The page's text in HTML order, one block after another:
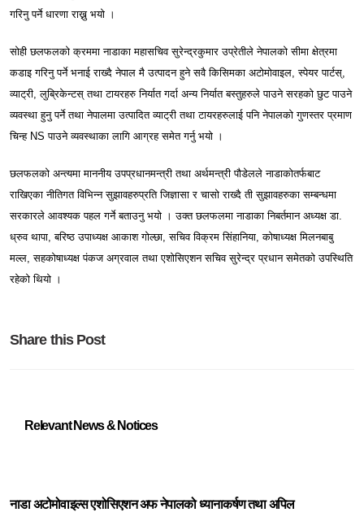
गरिनु पर्ने धारणा राख्नु भयो ।
सोही छलफलको क्रममा नाडाका महासचिव सुरेन्द्रकुमार उप्रेतीले नेपालको सीमा क्षेत्रमा
कडाइ गरिनु पर्ने भनाई राख्दै नेपाल मै उत्पादन हुने सवै किसिमका अटोमोवाइल, स्पेयर पार्टस्,
व्याट्री, लुब्रिकेन्टस् तथा टायरहरु निर्यात गर्दा अन्य निर्यात बस्तुहरुले पाउने सरहको छुट पाउने
व्यवस्था हुनु पर्ने तथा नेपालमा उत्पादित व्याट्री तथा टायरहरुलाई पनि नेपालको गुणस्तर प्रमाण
चिन्ह NS पाउने व्यवस्थाका लागि आग्रह समेत गर्नु भयो ।
छलफलको अन्त्यमा माननीय उपप्रधानमन्त्री तथा अर्थमन्त्री पौडेलले नाडाकोतर्फबाट
राखिएका नीतिगत विभिन्न सुझावहरुप्रति जिज्ञासा र चासो राख्दै ती सुझावहरुका सम्बन्धमा
सरकारले आवश्यक पहल गर्ने बताउनु भयो । उक्त छलफलमा नाडाका निबर्तमान अध्यक्ष डा.
ध्रुव थापा, बरिष्ठ उपाध्यक्ष आकाश गोल्छा, सचिव विक्रम सिंहानिया, कोषाध्यक्ष मिलनबाबु
मल्ल, सहकोषाध्यक्ष पंकज अग्रवाल तथा एशोसिएशन सचिव सुरेन्द्र प्रधान समेतको उपस्थिति
रहेको थियो ।
Share this Post
Relevant News & Notices
नाडा अटोमोवाइल्स एशोसिएशन अफ नेपालको ध्यानाकर्षण तथा अपिल